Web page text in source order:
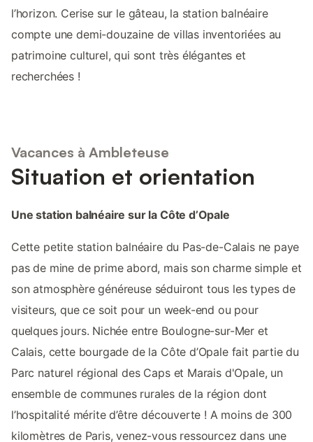
l’horizon. Cerise sur le gâteau, la station balnéaire
compte une demi-douzaine de villas inventoriées au
patrimoine culturel, qui sont très élégantes et
recherchées !
Vacances à Ambleteuse
Situation et orientation
Une station balnéaire sur la Côte d’Opale
Cette petite station balnéaire du Pas-de-Calais ne paye
pas de mine de prime abord, mais son charme simple et
son atmosphère généreuse séduiront tous les types de
visiteurs, que ce soit pour un week-end ou pour
quelques jours. Nichée entre Boulogne-sur-Mer et
Calais, cette bourgade de la Côte d’Opale fait partie du
Parc naturel régional des Caps et Marais d'Opale, un
ensemble de communes rurales de la région dont
l’hospitalité mérite d’être découverte ! A moins de 300
kilomètres de Paris, venez-vous ressourcez dans une